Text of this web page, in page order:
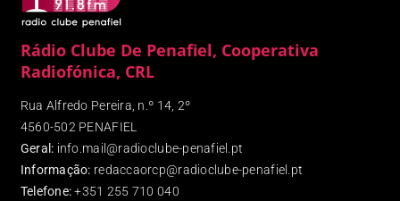
Rádio Clube De Penafiel, Cooperativa
Radiofónica, CRL
Rua Alfredo Pereira, n.º 14, 2º
4560-502 PENAFIEL
Geral: info.mail@radioclube-penafiel.pt
Informação: redaccaorcp@radioclube-penafiel.pt
Telefone: +351 255 710 040